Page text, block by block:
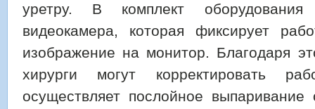
уретру. В комплект оборудования
видеокамера, которая фиксирует
изображение на монитор. Благодаря
хирурги могут корректировать
осуществляет послойное